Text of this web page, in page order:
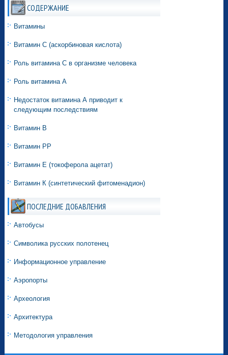
СОДЕРЖАНИЕ
Витамины
Витамин C (аскорбиновая кислота)
Роль витамина С в организме человека
Роль витамина А
Недостаток витамина А приводит к
следующим последствиям
Витамин В
Витамин РР
Витамин E (токоферола ацетат)
Витамин К (синтетический фитоменадион)
ПОСЛЕДНИЕ ДОБАВЛЕНИЯ
Автобусы
Символика русских полотенец
Информационное управление
Аэропорты
Археология
Архитектура
Методология управления